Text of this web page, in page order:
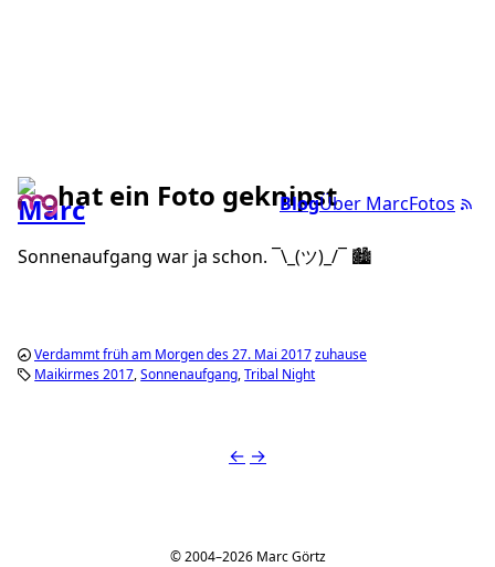
BlogÜber MarcFotos
hat ein Foto geknipst
Sonnenaufgang war ja schon. ¯\_(ツ)_/¯ 🏙
Verdammt früh am Morgen des 27. Mai 2017zuhause
Maikirmes 2017 Sonnenaufgang Tribal Night
← →
© 2004–2026 Marc Görtz